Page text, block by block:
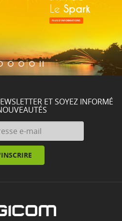
LeSpark
PLUS D'INFORMATIONS
ET SOYEZ INFORMÉ